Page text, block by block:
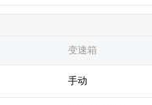
变速箱
手动